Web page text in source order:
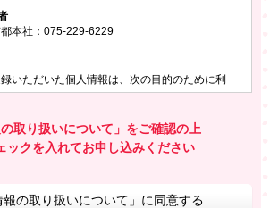
ーポンコード
本社：075-229-6229
いただいた個人情報は、次の目的のために利
お答えするため
ンペーンや新商品（新サービス）、新規開講教
るため
告・宣伝・販売促進活動に役立てること
の取り扱いについて」をご確認の上
ックを入れてお申し込みください
報の取り扱いについて」に同意する